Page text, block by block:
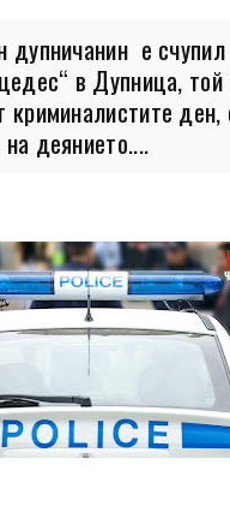
дупничанин е
в Дупница, той
криминалистите
деянието....